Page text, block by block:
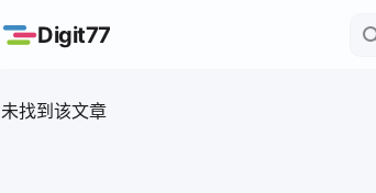
Digit77
未找到该文章